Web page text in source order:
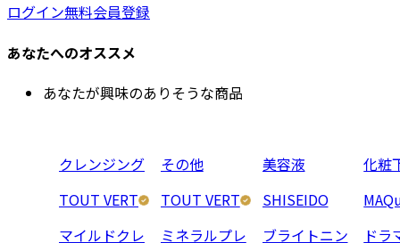
ログイン無料会員登録
あなたへのオススメ
あなたが興味のありそうな商品
クレンジング
TOUT VERT
マイルドクレ
その他
TOUT VERT
ミネラルプレ
美容液
SHISEIDO
ブライトニン
化粧
ドラ